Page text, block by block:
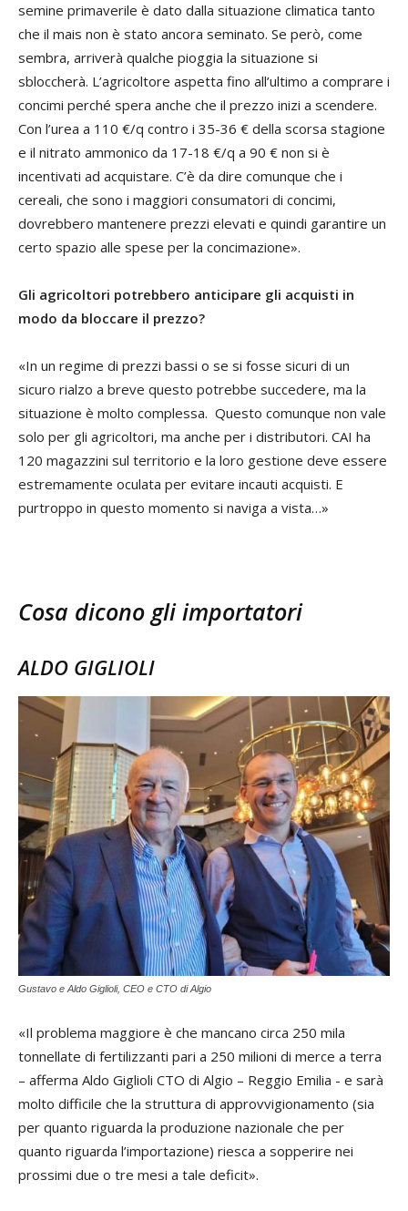
semine primaverile è dato dalla situazione climatica tanto
che il mais non è stato ancora seminato. Se però, come
sembra, arriverà qualche pioggia la situazione si
sbloccherà. L’agricoltore aspetta fino all’ultimo a comprare i
concimi perché spera anche che il prezzo inizi a scendere.
Con l’urea a 110 €/q contro i 35-36 € della scorsa stagione
e il nitrato ammonico da 17-18 €/q a 90 € non si è
incentivati ad acquistare. C’è da dire comunque che i
cereali, che sono i maggiori consumatori di concimi,
dovrebbero mantenere prezzi elevati e quindi garantire un
certo spazio alle spese per la concimazione».
Gli agricoltori potrebbero anticipare gli acquisti in
modo da bloccare il prezzo?
«In un regime di prezzi bassi o se si fosse sicuri di un
sicuro rialzo a breve questo potrebbe succedere, ma la
situazione è molto complessa. Questo comunque non vale
solo per gli agricoltori, ma anche per i distributori. CAI ha
120 magazzini sul territorio e la loro gestione deve essere
estremamente oculata per evitare incauti acquisti. E
purtroppo in questo momento si naviga a vista…»
Cosa dicono gli importatori
ALDO GIGLIOLI
Gustavo e Aldo Giglioli, CEO e CTO di Algio
«Il problema maggiore è che mancano circa 250 mila
tonnellate di fertilizzanti pari a 250 milioni di merce a terra
– afferma Aldo Giglioli CTO di Algio – Reggio Emilia - e sarà
molto difficile che la struttura di approvvigionamento (sia
per quanto riguarda la produzione nazionale che per
quanto riguarda l’importazione) riesca a sopperire nei
prossimi due o tre mesi a tale deficit».